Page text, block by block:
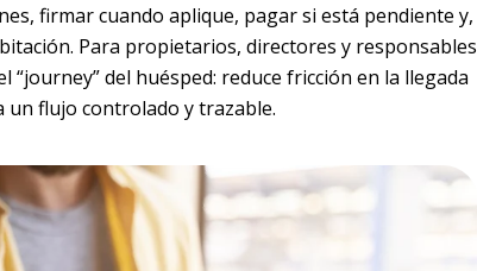
firmar cuando aplique, pagar si está pendiente y,
Para propietarios, directores y responsables
del huésped: reduce fricción en la llegada
flujo controlado y trazable.